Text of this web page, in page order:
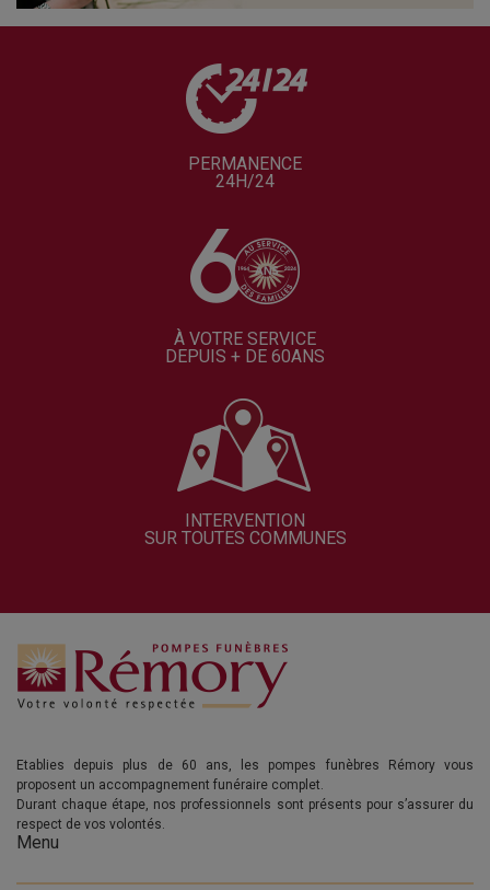
PERMANENCE
24H/24
À VOTRE SERVICE
DEPUIS + DE 60ANS
INTERVENTION
SUR TOUTES COMMUNES
Etablies depuis plus de 60 ans, les pompes funèbres Rémory vous
proposent un accompagnement funéraire complet.
Durant chaque étape, nos professionnels sont présents pour s’assurer du
respect de vos volontés.
Menu